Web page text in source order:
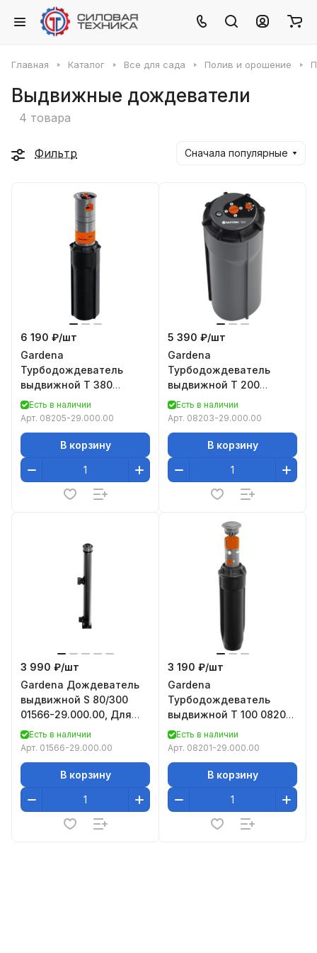
Главная Каталог Все для сада Полив и орошение
Выдвижные дождеватели
4 товара
Фильтр Сначала популярные
6 190 ₽/шт
Gardena
Турбодождеватель
выдвижной T 380
08205-29.000.00
Есть в наличии
Арт. 08205-29.000.00
В корзину
5 390 ₽/шт
Gardena
Турбодождеватель
выдвижной T 200
08203-29.000.00
Есть в наличии
Арт. 08203-29.000.00
В корзину
3 990 ₽/шт
Gardena Дождеватeль
выдвижной S 80/300
01566-29.000.00, Для
полива с охватом
участков расположен
Есть в наличии
Арт. 01566-29.000.00
В корзину
3 190 ₽/шт
Gardena
Турбодождеватель
выдвижной T 100 08201-
29.000.00
Есть в наличии
Арт. 08201-29.000.00
В корзину